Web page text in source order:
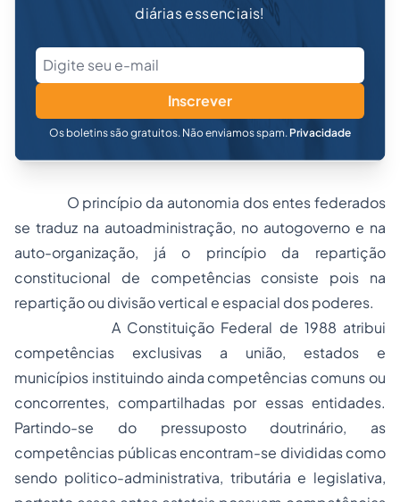
diárias essenciais!
Inscrever
Os boletins são gratuitos. Não enviamos spam. Privacidade
O princípio da autonomia dos entes federados
se traduz na autoadministração, no autogoverno e na
auto-organização, já o princípio da repartição
constitucional de competências consiste pois na
repartição ou divisão vertical e espacial dos poderes.
A Constituição Federal de 1988 atribui
competências exclusivas a união, estados e
municípios instituindo ainda competências comuns ou
concorrentes, compartilhadas por essas entidades.
Partindo-se do pressuposto doutrinário, as
competências públicas encontram-se divididas como
sendo politico-administrativa, tributária e legislativa,